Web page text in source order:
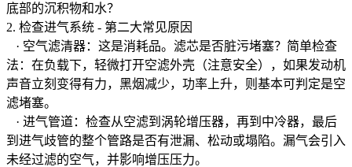
底部的沉积物和水？
2. 检查进气系统 - 第二大常见原因
· 空气滤清器：这是消耗品。滤芯是否脏污堵塞？简单检查
法：在负载下，轻微打开空滤外壳（注意安全），如果发动机
声音立刻变得有力，黑烟减少，功率上升，则基本可判定是空
滤堵塞。
· 进气管道：检查从空滤到涡轮增压器，再到中冷器，最后
到进气歧管的整个管路是否有泄漏、松动或塌陷。漏气会引入
未经过滤的空气，并影响增压压力。